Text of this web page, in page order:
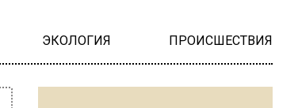
ЭКОЛОГИЯ ПРОИСШЕСТВИЯ